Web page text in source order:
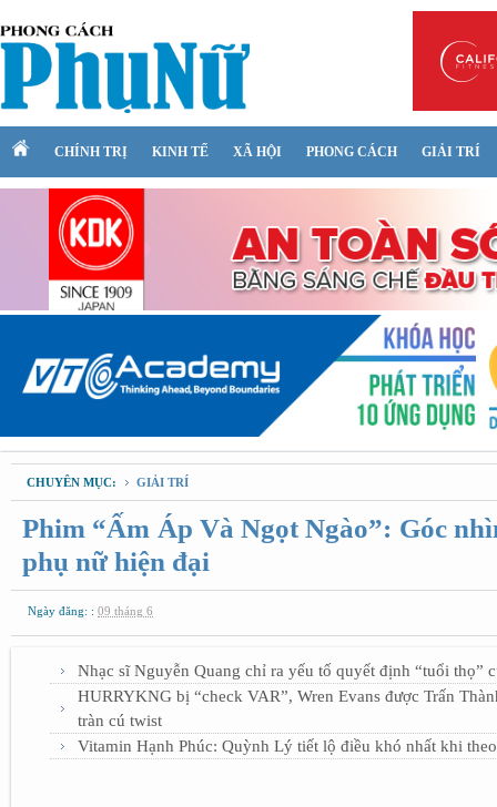
CHÍNH TRỊ KINH TẾ XÃ HỘI PHONG CÁCH GIẢI TRÍ
CHUYÊN MỤC: GIẢI TRÍ
Phim “Ấm Áp Và Ngọt Ngào”: Góc
phụ nữ hiện đại
Ngày đăng: : 09 tháng 6
Nhạc sĩ Nguyễn Quang chỉ ra yếu tố quyết định “tuổi thọ”
HURRYKNG bị “check VAR”, Wren Evans được Trấn
tràn cú twist
Vitamin Hạnh Phúc: Quỳnh Lý tiết lộ điều khó nhất khi